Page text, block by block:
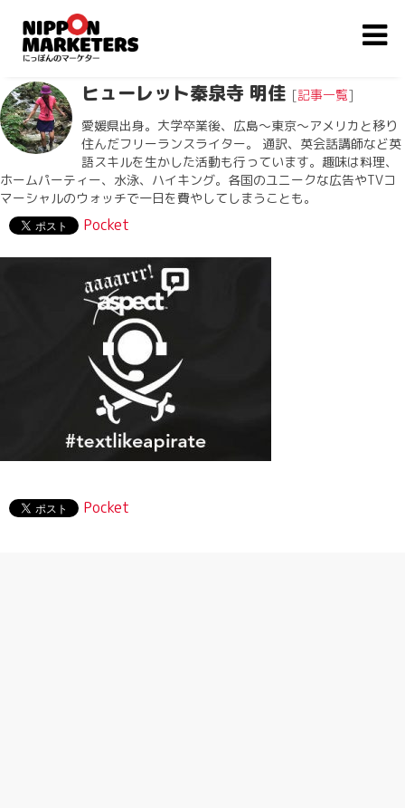
ヒューレット秦泉寺 明佳 [記事一覧]
愛媛県出身。大学卒業後、広島〜東京〜アメリカと移り
住んだフリーランスライター。 通訳、英会話講師など英
語スキルを生かした活動も行っています。趣味は料理、
ホームパーティー、水泳、ハイキング。各国のユニークな広告やTVコ
マーシャルのウォッチで一日を費やしてしまうことも。
Pocket
Pocket